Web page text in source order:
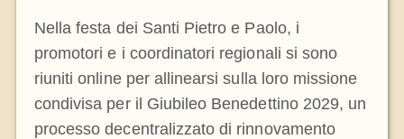
Nella festa dei Santi Pietro e Paolo, i
promotori e i coordinatori regionali si sono
riuniti online per allinearsi sulla loro missione
condivisa per il Giubileo Benedettino 2029, un
processo decentralizzato di rinnovamento